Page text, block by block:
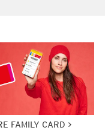
FAMILY CARD